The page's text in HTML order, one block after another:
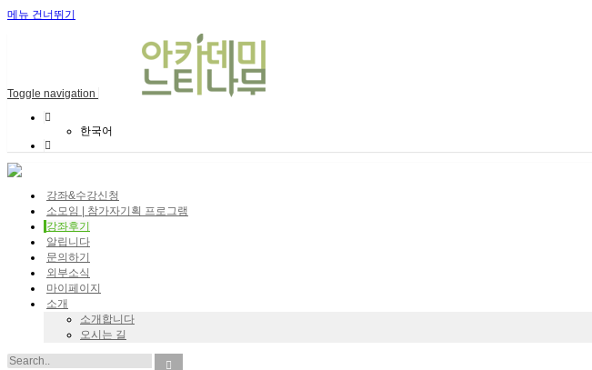
메뉴 건너뛰기
Toggle navigation
한국어
강좌&수강신청
소모임 | 참가자기획 프로그램
강좌후기
알립니다
문의하기
외부소식
마이페이지
소개
소개합니다
오시는 길